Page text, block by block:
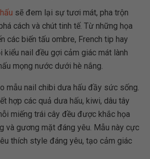
sẽ đem lại sự tươi mát, pha trộn
cách và chút tinh tế. Từ những họa
các biến tấu ombre, French tip hay
kiểu nail đều gợi cảm giác mát lành
mọng nước dưới hè nắng.
mẫu nail chibi dưa hấu đầy sức sống.
hợp các quả dưa hấu, kiwi, dâu tây
miếng trái cây đều được khắc họa
và gương mặt đáng yêu. Mẫu này cực
thích style đáng yêu, tạo cảm giác